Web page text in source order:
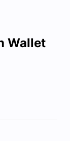
Wallet